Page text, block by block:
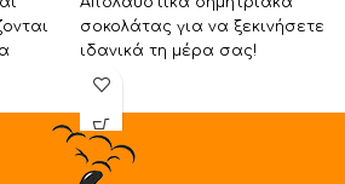
σοκολάτας για να ξεκινήσετε
ιδανικά τη μέρα σας!
Προτεινόμενη αραίωση: 8-10%